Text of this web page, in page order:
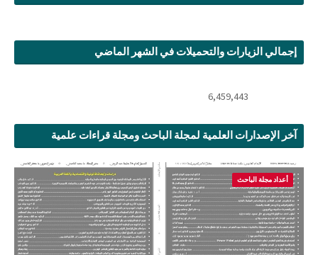
إجمالي الزيارات والتحميلات في الشهر الماضي
6,459,443
آخر الإصدارات العلمية لمجلة الباحث ومجلة قراءات علمية
أعداد مجلة الباحث